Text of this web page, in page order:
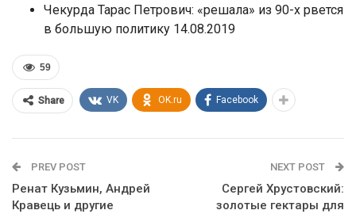
Чекурда Тарас Петрович: «решала» из 90-х рвется
в большую политику 14.08.2019
59
Share VK OK.ru Facebook
PREV POST
Ренат Кузьмин, Андрей
Кравець и другие
NEXT POST
Сергей Хрустовский:
золотые гектары для